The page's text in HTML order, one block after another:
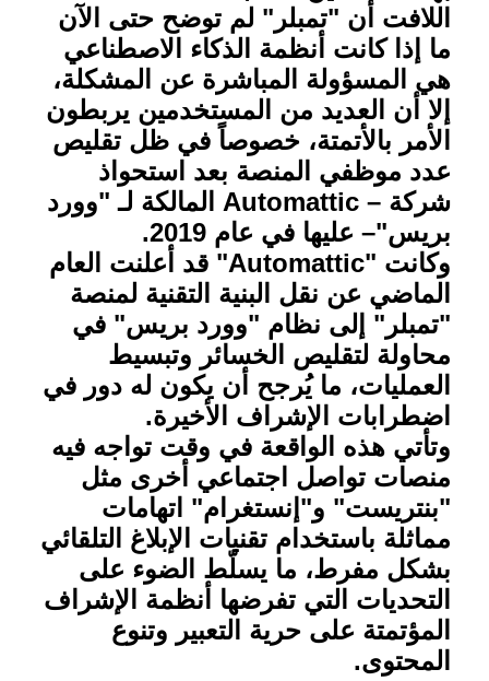
اللافت أن "تمبلر" لم توضح حتى الآن
ما إذا كانت أنظمة الذكاء الاصطناعي
هي المسؤولة المباشرة عن المشكلة،
إلا أن العديد من المستخدمين يربطون
الأمر بالأتمتة، خصوصاً في ظل تقليص
عدد موظفي المنصة بعد استحواذ
شركة Automattic – المالكة لـ "وورد
بريس"– عليها في عام 2019
.
وكانت "Automattic" قد أعلنت العام
الماضي عن نقل البنية التقنية لمنصة
"تمبلر" إلى نظام "وورد بريس" في
محاولة لتقليص الخسائر وتبسيط
العمليات، ما يُرجح أن يكون له دور في
اضطرابات الإشراف الأخيرة.
وتأتي هذه الواقعة في وقت تواجه فيه
منصات تواصل اجتماعي أخرى مثل
"بنتريست" و"إنستغرام" اتهامات
مماثلة باستخدام تقنيات الإبلاغ التلقائي
بشكل مفرط، ما يسلّط الضوء على
التحديات التي تفرضها أنظمة الإشراف
المؤتمتة على حرية التعبير وتنوع
المحتوى.